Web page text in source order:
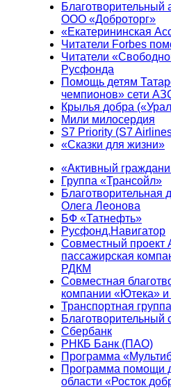
Благотворительный
ООО «Доброторг»
«Екатерининская
Читатели Forbes
Читатели
Русфонда
Помощь детям
чемпионов» сети
Крылья добра
Мили милосердия
S7 Priority (S7
«Сказки для жизни»
«Активный
Группа «Трансойл»
Благотворительная
Олега Леонова
БФ «Татнефть»
Русфонд.Навигатор
Совместный проект
пассажирская
РДКМ
Совместная
компании «Ютека»
Транспортная
Сбербанк
РНКБ Банк (ПАО)
Программа
Программа помощи
области «Росток